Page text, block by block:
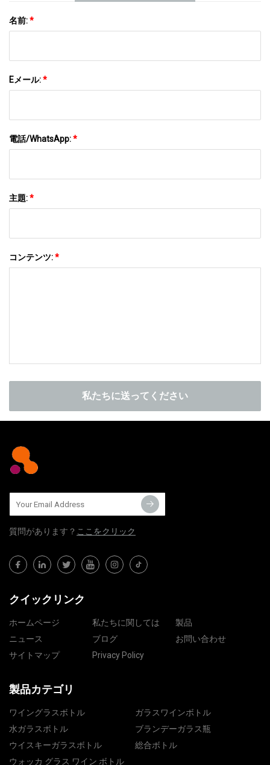
名前:*
Eメール:*
電話/WhatsApp:*
主題:*
コンテンツ:*
私たちに送ってください
質問​​があります？ ここをクリック
クイックリンク
ホームページ 私たちに関しては
製品
ニュース
ブログ
お問い合わせ
サイトマップ
Privacy Policy
製品カテゴリ
ワイングラスボトル
ガラスワインボトル
水ガラスボトル
ブランデーガラス瓶
ウイスキーガラスボトル
総合ボトル
ウォッカ グラス ワイン ボトル